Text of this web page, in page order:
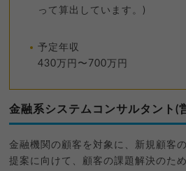
って算出しています。)
予定年収
430万円〜700万円
金融系システムコンサルタント(
金融機関の顧客を対象に、新規顧客
提案に向けて、顧客の課題解決のた